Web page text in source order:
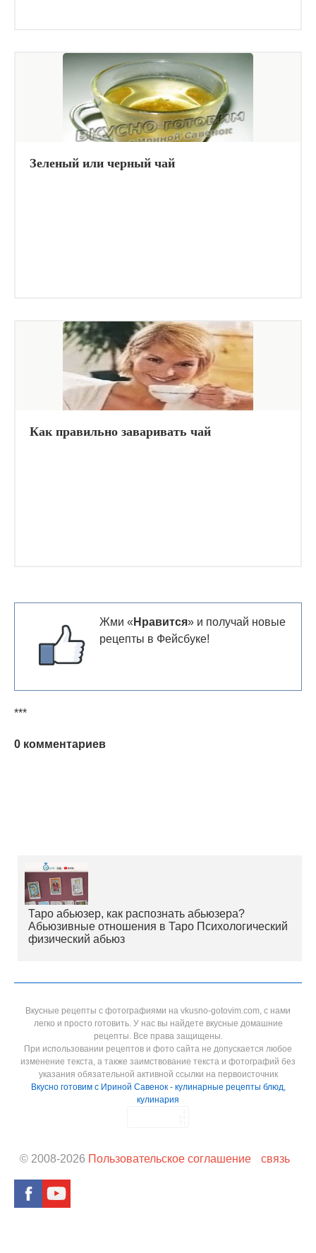
Зеленый или черный чай
Как правильно заваривать чай
Жми « Нравится» и получай новые
рецепты в Фейсбуке!
***
0 комментариев
Таро абьюзер, как распознать абьюзера?
Абьюзивные отношения в Таро Психологический
физический абьюз
Вкусные рецепты с фотографиями на vkusno-gotovim.com, с нами
легко и просто готовить. У нас вы найдете вкусные домашние
рецепты. Все права защищены.
При использовании рецептов и фото сайта не допускается любое
изменение текста, а также заимствование текста и фотографий без
указания обязательной активной ссылки на первоисточник
Вкусно готовим с Ириной Савенок - кулинарные рецепты блюд,
кулинария
© 2008-2026 Пользовательское соглашение связь